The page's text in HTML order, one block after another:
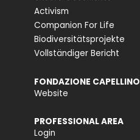
Activism
Companion For Life
Biodiversitätsprojekte
Vollständiger Bericht
FONDAZIONE CAPELLINO
Website
PROFESSIONAL AREA
Login